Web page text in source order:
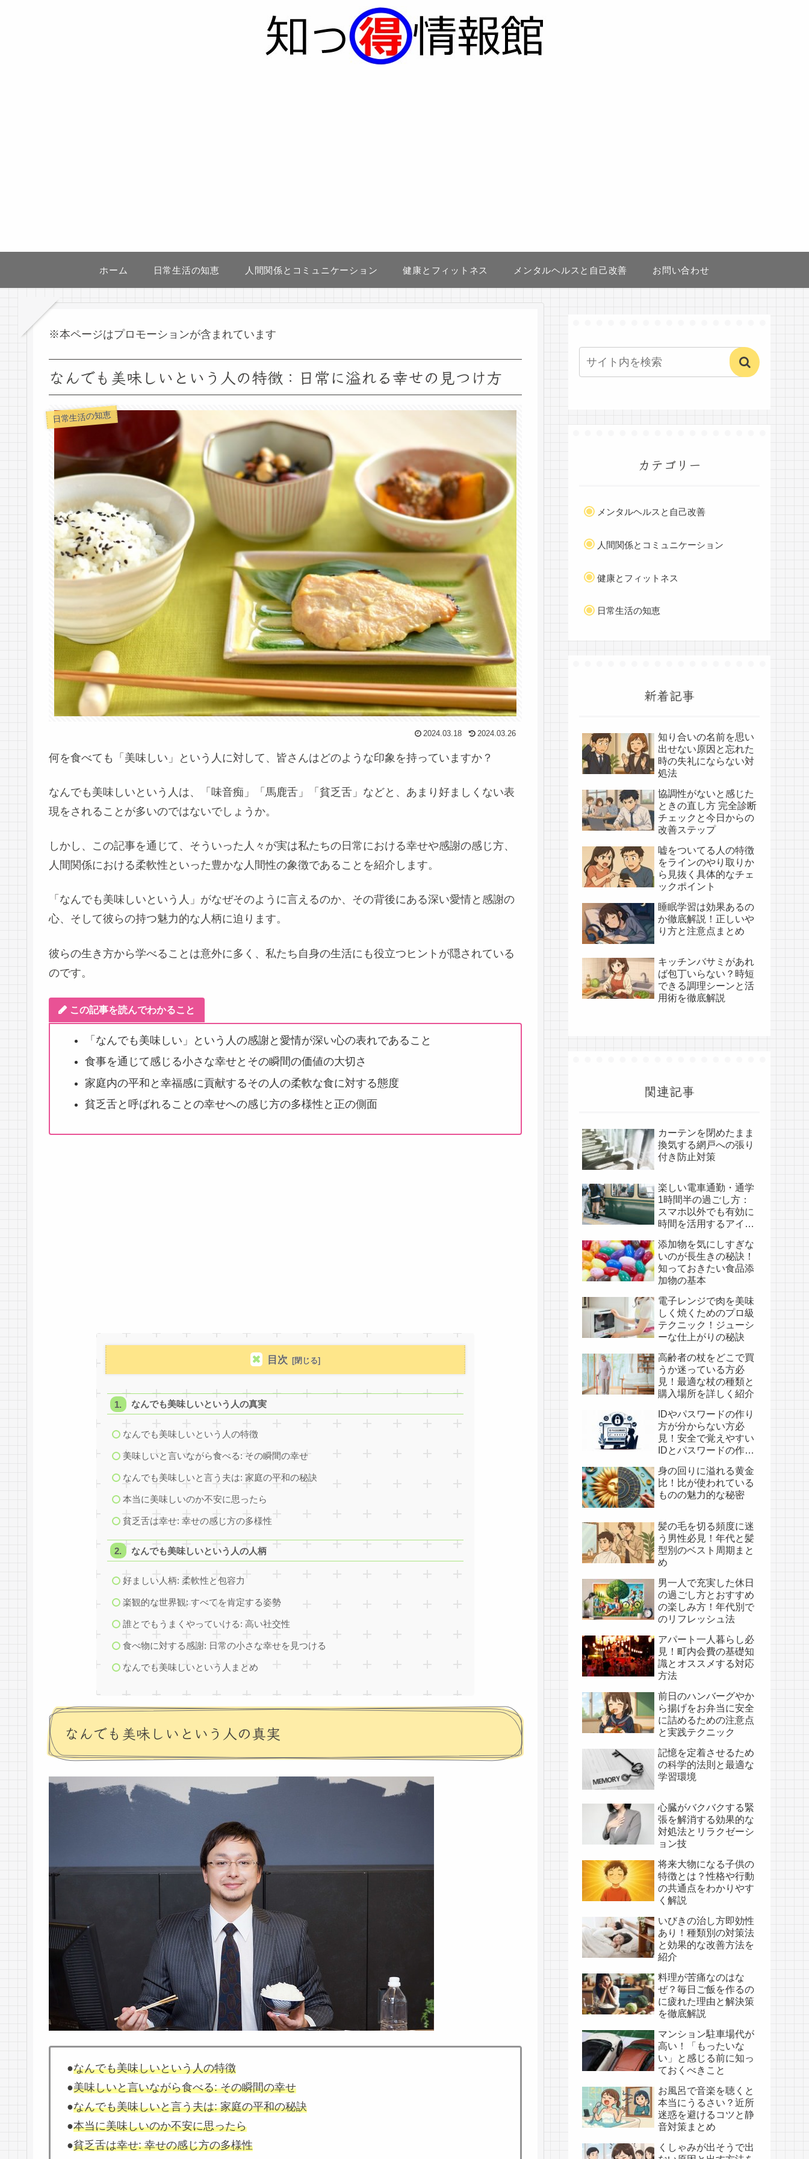
ホーム 日常生活の知恵 人間関係とコミュニケーション 健康とフィットネス メンタルヘルスと自己改善 お問い合わせ
※本ページはプロモーションが含まれています
なんでも美味しいという人の特徴：日常に溢れる幸せの見つけ方
日常生活の知恵
2024.03.18 2024.03.26
何を食べても「美味しい」という人に対して、皆さんはどのような印象を持っていますか？
なんでも美味しいという人は、「味音痴」「馬鹿舌」「貧乏舌」などと、あまり好ましくない表
現をされることが多いのではないでしょうか。
しかし、この記事を通じて、そういった人々が実は私たちの日常における幸せや感謝の感じ方、
人間関係における柔軟性といった豊かな人間性の象徴であることを紹介します。
「なんでも美味しいという人」がなぜそのように言えるのか、その背後にある深い愛情と感謝の
心、そして彼らの持つ魅力的な人柄に迫ります。
彼らの生き方から学べることは意外に多く、私たち自身の生活にも役立つヒントが隠されている
のです。
この記事を読んでわかること
「なんでも美味しい」という人の感謝と愛情が深い心の表れであること
食事を通じて感じる小さな幸せとその瞬間の価値の大切さ
家庭内の平和と幸福感に貢献するその人の柔軟な食に対する態度
貧乏舌と呼ばれることの幸せへの感じ方の多様性と正の側面
目次
なんでも美味しいという人の真実
なんでも美味しいという人の特徴
美味しいと言いながら食べる: その瞬間の幸せ
なんでも美味しいと言う夫は: 家庭の平和の秘訣
本当に美味しいのか不安に思ったら
貧乏舌は幸せ: 幸せの感じ方の多様性
なんでも美味しいという人の人柄
好ましい人柄: 柔軟性と包容力
楽観的な世界観: すべてを肯定する姿勢
誰とでもうまくやっていける: 高い社交性
食べ物に対する感謝: 日常の小さな幸せを見つける
なんでも美味しいという人まとめ
なんでも美味しいという人の真実
●なんでも美味しいという人の特徴
●美味しいと言いながら食べる: その瞬間の幸せ
●なんでも美味しいと言う夫は: 家庭の平和の秘訣
●本当に美味しいのか不安に思ったら
●貧乏舌は幸せ: 幸せの感じ方の多様性
カテゴリー
メンタルヘルスと自己改善
人間関係とコミュニケーション
健康とフィットネス
日常生活の知恵
新着記事
知り合いの名前を思い
出せない原因と忘れた
時の失礼にならない対
処法
協調性がないと感じた
ときの直し方 完全診断
チェックと今日からの
改善ステップ
嘘をついてる人の特徴
をラインのやり取りか
ら見抜く具体的なチェ
ックポイント
睡眠学習は効果あるの
か徹底解説！正しいや
り方と注意点まとめ
キッチンバサミがあれ
ば包丁いらない？時短
できる調理シーンと活
用術を徹底解説
関連記事
カーテンを閉めたまま
換気する網戸への張り
付き防止対策
楽しい電車通勤・通学
1時間半の過ごし方：
スマホ以外でも有効に
時間を活用するアイデ
添加物を気にしすぎな
いのが長生きの秘訣！
知っておきたい食品添
加物の基本
電子レンジで肉を美味
しく焼くためのプロ級
テクニック！ジューシ
ーな仕上がりの秘訣
高齢者の杖をどこで買
うか迷っている方必
見！最適な杖の種類と
購入場所を詳しく紹介
IDやパスワードの作り
方が分からない方必
見！安全で覚えやすい
IDとパスワードの作成
身の回りに溢れる黄金
比！比が使われている
ものの魅力的な秘密
髪の毛を切る頻度に迷
う男性必見！年代と髪
型別のベスト周期まと
め
男一人で充実した休日
の過ごし方とおすすめ
の楽しみ方！年代別で
のリフレッシュ法
アパート一人暮らし必
見！町内会費の基礎知
識とオススメする対応
方法
前日のハンバーグやか
ら揚げをお弁当に安全
に詰めるための注意点
と実践テクニック
記憶を定着させるため
の科学的法則と最適な
学習環境
心臓がバクバクする緊
張を解消する効果的な
対処法とリラクゼーシ
ョン技
将来大物になる子供の
特徴とは？性格や行動
の共通点をわかりやす
く解説
いびきの治し方即効性
あり！種類別の対策法
と効果的な改善方法を
紹介
料理が苦痛なのはな
ぜ？毎日ご飯を作るの
に疲れた理由と解決策
を徹底解説
マンション駐車場代が
高い！「もったいな
い」と感じる前に知っ
ておくべきこと
お風呂で音楽を聴くと
本当にうるさい？近所
迷惑を避けるコツと静
音対策まとめ
くしゃみが出そうで出